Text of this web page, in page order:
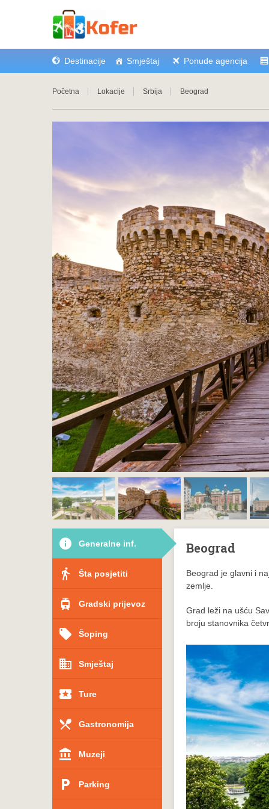
Destinacije Smještaj Ponude agencija
Početna Lokacije Srbija Beograd
info Generalne inf.
directions_walk Šta posjetiti
tram Gradski prijevoz
local_offer Šoping
domain Smještaj
local_play Ture
local_dining Gastronomija
account_balance Muzeji
local_parking Parking
Beograd
Beograd je glavni i
zemlje.
Grad leži na ušću
broju stanovnika